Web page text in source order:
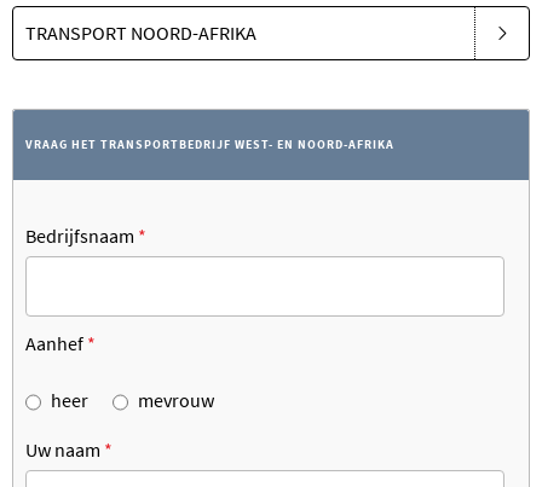
TRANSPORT NOORD-AFRIKA
VRAAG HET TRANSPORTBEDRIJF WEST- EN NOORD-AFRIKA
Bedrijfsnaam *
Aanhef *
heer mevrouw
Uw naam *